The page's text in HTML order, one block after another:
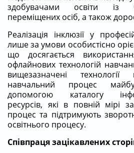
здобувачами освіти із
переміщених осіб, а також
Реалізація інклюзії у
лише за умови особистісно
що досягається
офлайнових технологій
вищезазначені
навчальний процес
допомогою каталогу
ресурсів, які в повній мірі
процес та підтримують
освітнього процесу.
Співпраця зацікавлених